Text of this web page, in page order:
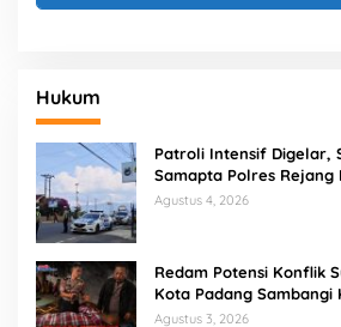
Hukum
Patroli Intensif Digelar,
Samapta Polres Rejang
Berantas Balap Liar
Agustus 4, 2026
Redam Potensi Konflik
Kota Padang Sambangi
Penganiayaan di Lubuk
Agustus 3, 2026